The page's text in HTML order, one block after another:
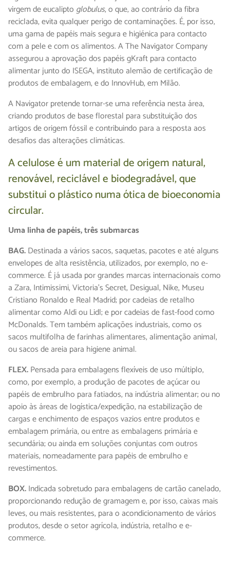
virgem de eucaliptoglobulus, o que, ao contrário da fibra
reciclada, evita qualquer perigo de contaminações. É, por isso,
uma gama de papéis mais segura e higiénica para contacto
com a pele e com os alimentos. A The Navigator Company
assegurou a aprovação dos papéis gKraft para contacto
alimentar junto do ISEGA, instituto alemão de certificação de
produtos de embalagem, e do InnovHub, em Milão.
A Navigator pretende tornar-se uma referência nesta área,
criando produtos de base florestal para substituição dos
artigos de origem fóssil e contribuindo para a resposta aos
desafios das alterações climáticas.
A celulose é um material de origem natural,
renovável, reciclável e biodegradável, que
substitui o plástico numa ótica de bioeconomia
circular.
Uma linha de papéis, três submarcas
BAG.Destinada a vários sacos, saquetas, pacotes e até alguns
envelopes de alta resistência, utilizados, por exemplo, no e-
commerce. É já usada por grandes marcas internacionais como
a Zara, Intimissimi, Victoria’s Secret, Desigual, Nike, Museu
Cristiano Ronaldo e Real Madrid; por cadeias de retalho
alimentar como Aldi ou Lidl; e por cadeias de fast-food como
McDonalds. Tem também aplicações industriais, como os
sacos multifolha de farinhas alimentares, alimentação animal,
ou sacos de areia para higiene animal.
FLEX.Pensada para embalagens flexíveis de uso múltiplo,
como, por exemplo, a produção de pacotes de açúcar ou
papéis de embrulho para fatiados, na indústria alimentar; ou no
apoio às áreas de logística/expedição, na estabilização de
cargas e enchimento de espaços vazios entre produtos e
embalagem primária, ou entre as embalagens primária e
secundária; ou ainda em soluções conjuntas com outros
materiais, nomeadamente para papéis de embrulho e
revestimentos.
BOX.Indicada sobretudo para embalagens de cartão canelado,
proporcionando redução de gramagem e, por isso, caixas mais
leves, ou mais resistentes, para o acondicionamento de vários
produtos, desde o setor agrícola, indústria, retalho e e-
commerce.